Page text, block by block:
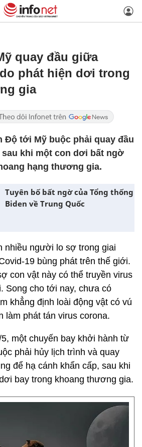
quay đầu giữa
phát hiện dơi trong
gia
Độ tới Mỹ buộc phải quay đầu
khi một con dơi bất ngờ
hạng thương gia.
Tuyên bố bất ngờ của Tổng thống
Biden về Trung Quốc
nhiều người lo sợ trong giai
19 bùng phát trên thế giới.
con vật này có thể truyền virus
Song cho tới nay, chưa có
khẳng định loài động vật có vú
làm phát tán virus corona.
một chuyến bay khởi hành từ
phải hủy lịch trình và quay
để hạ cánh khẩn cấp, sau khi
bay trong khoang thương gia.